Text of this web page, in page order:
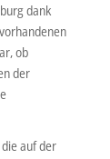
dank
ob
der
auf der